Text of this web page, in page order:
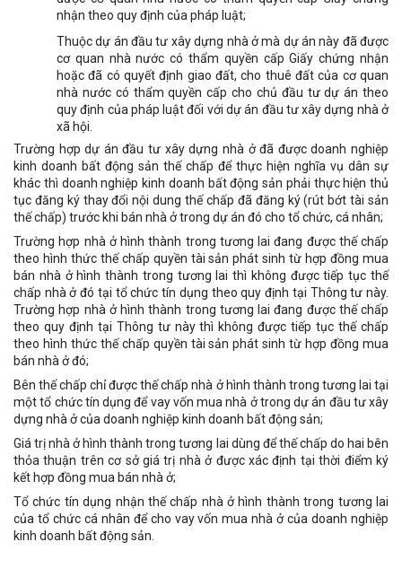
nhận theo quy định của pháp luật;
Thuộc dự án đầu tư xây dựng nhà ở mà dự án này đã được
cơ quan nhà nước có thẩm quyền cấp Giấy chứng nhận
hoặc đã có quyết định giao đất, cho thuê đất của cơ quan
nhà nước có thẩm quyền cấp cho chủ đầu tư dự án theo
quy định của pháp luật đối với dự án đầu tư xây dựng nhà ở
xã hội.
Trường hợp dự án đầu tư xây dựng nhà ở đã được doanh nghiệp
kinh doanh bất động sản thế chấp để thực hiện nghĩa vụ dân sự
khác thì doanh nghiệp kinh doanh bất động sản phải thực hiện thủ
tục đăng ký thay đổi nội dung thế chấp đã đăng ký (rút bớt tài sản
thế chấp) trước khi bán nhà ở trong dự án đó cho tổ chức, cá nhân;
Trường hợp nhà ở hình thành trong tương lai đang được thế chấp
theo hình thức thế chấp quyền tài sản phát sinh từ hợp đồng mua
bán nhà ở hình thành trong tương lai thì không được tiếp tục thế
chấp nhà ở đó tại tổ chức tín dụng theo quy định tại Thông tư này.
Trường hợp nhà ở hình thành trong tương lai đang được thế chấp
theo quy định tại Thông tư này thì không được tiếp tục thế chấp
theo hình thức thế chấp quyền tài sản phát sinh từ hợp đồng mua
bán nhà ở đó;
Bên thế chấp chỉ được thế chấp nhà ở hình thành trong tương lai tại
một tổ chức tín dụng để vay vốn mua nhà ở trong dự án đầu tư xây
dựng nhà ở của doanh nghiệp kinh doanh bất động sản;
Giá trị nhà ở hình thành trong tương lai dùng để thế chấp do hai bên
thỏa thuận trên cơ sở giá trị nhà ở được xác định tại thời điểm ký
kết hợp đồng mua bán nhà ở;
Tổ chức tín dụng nhận thế chấp nhà ở hình thành trong tương lai
của tổ chức cá nhân để cho vay vốn mua nhà ở của doanh nghiệp
kinh doanh bất động sản.